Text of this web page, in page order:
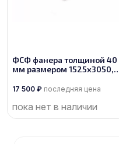
ФСФ фанера толщиной 40
мм размером 1525х3050,
17 500 ₽ последняя цена
пока нет в наличии